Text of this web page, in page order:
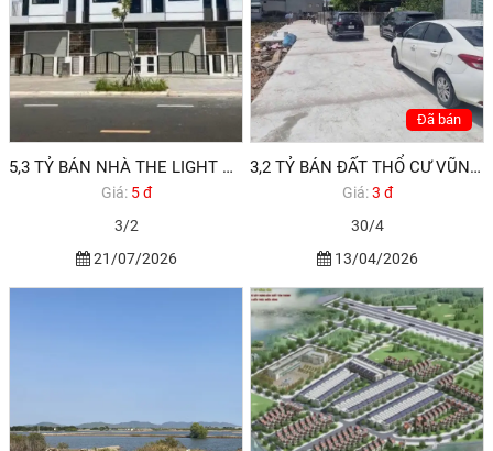
5,3 TỶ BÁN NHÀ THE LIGHT CITY HODECO
Giá: 5 đ
3/2
21/07/2026
Đã bán
3,2 TỶ BÁN ĐẤT THỔ CƯ VŨNG TÀU ĐƯỜNG 30/4 - A3 PHƯỜNG 12 VŨNG TÀU
Giá:3 đ
30/4
13/04/2026